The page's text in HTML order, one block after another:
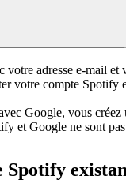
votre adresse e-mail et
votre compte Spotify
Google, vous
et Google ne sont